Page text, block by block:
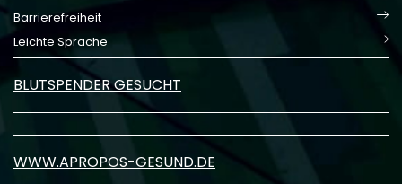
Barrierefreiheit
Leichte Sprache
BLUTSPENDER GESUCHT
WWW.APROPOS-GESUND.DE